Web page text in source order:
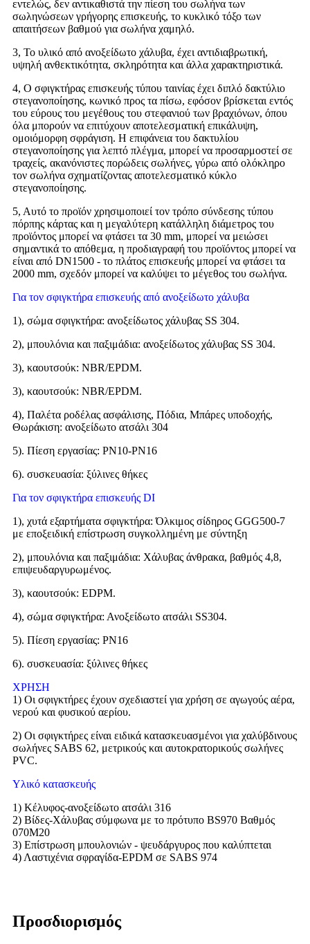
εντελώς, δεν αντικαθιστά την πίεση του σωλήνα των
σωληνώσεων γρήγορης επισκευής, το κυκλικό τόξο των
απαιτήσεων βαθμού για σωλήνα χαμηλό.
3, Το υλικό από ανοξείδωτο χάλυβα, έχει αντιδιαβρωτική,
υψηλή ανθεκτικότητα, σκληρότητα και άλλα χαρακτηριστικά.
4, Ο σφιγκτήρας επισκευής τύπου ταινίας έχει διπλό δακτύλιο
στεγανοποίησης, κωνικό προς τα πίσω, εφόσον βρίσκεται εντός
του εύρους του μεγέθους του στεφανιού των βραχιόνων, όπου
όλα μπορούν να επιτύχουν αποτελεσματική επικάλυψη,
ομοιόμορφη σφράγιση. Η επιφάνεια του δακτυλίου
στεγανοποίησης για λεπτό πλέγμα, μπορεί να προσαρμοστεί σε
τραχείς, ακανόνιστες πορώδεις σωλήνες, γύρω από ολόκληρο
τον σωλήνα σχηματίζοντας αποτελεσματικό κύκλο
στεγανοποίησης.
5, Αυτό το προϊόν χρησιμοποιεί τον τρόπο σύνδεσης τύπου
πόρπης κάρτας και η μεγαλύτερη κατάλληλη διάμετρος του
προϊόντος μπορεί να φτάσει τα 30 mm, μπορεί να μειώσει
σημαντικά το απόθεμα, η προδιαγραφή του προϊόντος μπορεί να
είναι από DN1500 - το πλάτος επισκευής μπορεί να φτάσει τα
2000 mm, σχεδόν μπορεί να καλύψει το μέγεθος του σωλήνα.
Για τον σφιγκτήρα επισκευής από ανοξείδωτο χάλυβα
1), σώμα σφιγκτήρα: ανοξείδωτος χάλυβας SS 304.
2), μπουλόνια και παξιμάδια: ανοξείδωτος χάλυβας SS 304.
3), καουτσούκ: NBR/EPDM.
3), καουτσούκ: NBR/EPDM.
4), Παλέτα ροδέλας ασφάλισης, Πόδια, Μπάρες υποδοχής,
Θωράκιση: ανοξείδωτο ατσάλι 304
5). Πίεση εργασίας: PN10-PN16
6). συσκευασία: ξύλινες θήκες
Για τον σφιγκτήρα επισκευής DI
1), χυτά εξαρτήματα σφιγκτήρα: Όλκιμος σίδηρος GGG500-7
με εποξειδική επίστρωση συγκολλημένη με σύντηξη
2), μπουλόνια και παξιμάδια: Χάλυβας άνθρακα, βαθμός 4,8,
επιψευδαργυρωμένος.
3), καουτσούκ: EDPM.
4), σώμα σφιγκτήρα: Ανοξείδωτο ατσάλι SS304.
5). Πίεση εργασίας: PN16
6). συσκευασία: ξύλινες θήκες
ΧΡΗΣΗ
1) Οι σφιγκτήρες έχουν σχεδιαστεί για χρήση σε αγωγούς αέρα,
νερού και φυσικού αερίου.
2) Οι σφιγκτήρες είναι ειδικά κατασκευασμένοι για χαλύβδινους
σωλήνες SABS 62, μετρικούς και αυτοκρατορικούς σωλήνες
PVC.
Υλικό κατασκευής
1) Κέλυφος-ανοξείδωτο ατσάλι 316
2) Βίδες-Χάλυβας σύμφωνα με το πρότυπο BS970 Βαθμός
070M20
3) Επίστρωση μπουλονιών - ψευδάργυρος που καλύπτεται
4) Λαστιχένια σφραγίδα-EPDM σε SABS 974
Προσδιορισμός